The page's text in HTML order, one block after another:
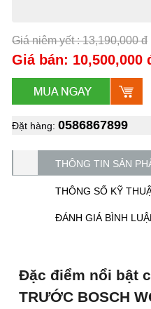
Giá niêm yết : 13,190,000 đ
Giá bán: 10,500,000
Đặt hàng: 0586867899
THÔNG TIN SẢN
THÔNG SỐ KỸ
ĐÁNH GIÁ BÌNH
Đặc điểm nổi bật
TRƯỚC BOSCH